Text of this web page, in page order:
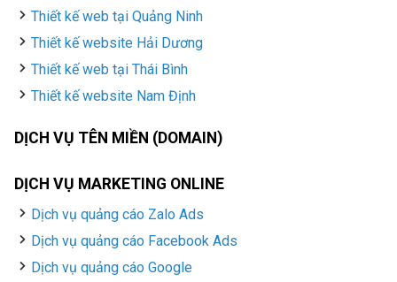
Thiết kế web tại Quảng Ninh
Thiết kế website Hải Dương
Thiết kế web tại Thái Bình
Thiết kế website Nam Định
DỊCH VỤ TÊN MIỀN (DOMAIN)
DỊCH VỤ MARKETING ONLINE
Dịch vụ quảng cáo Zalo Ads
Dịch vụ quảng cáo Facebook Ads
Dịch vụ quảng cáo Google